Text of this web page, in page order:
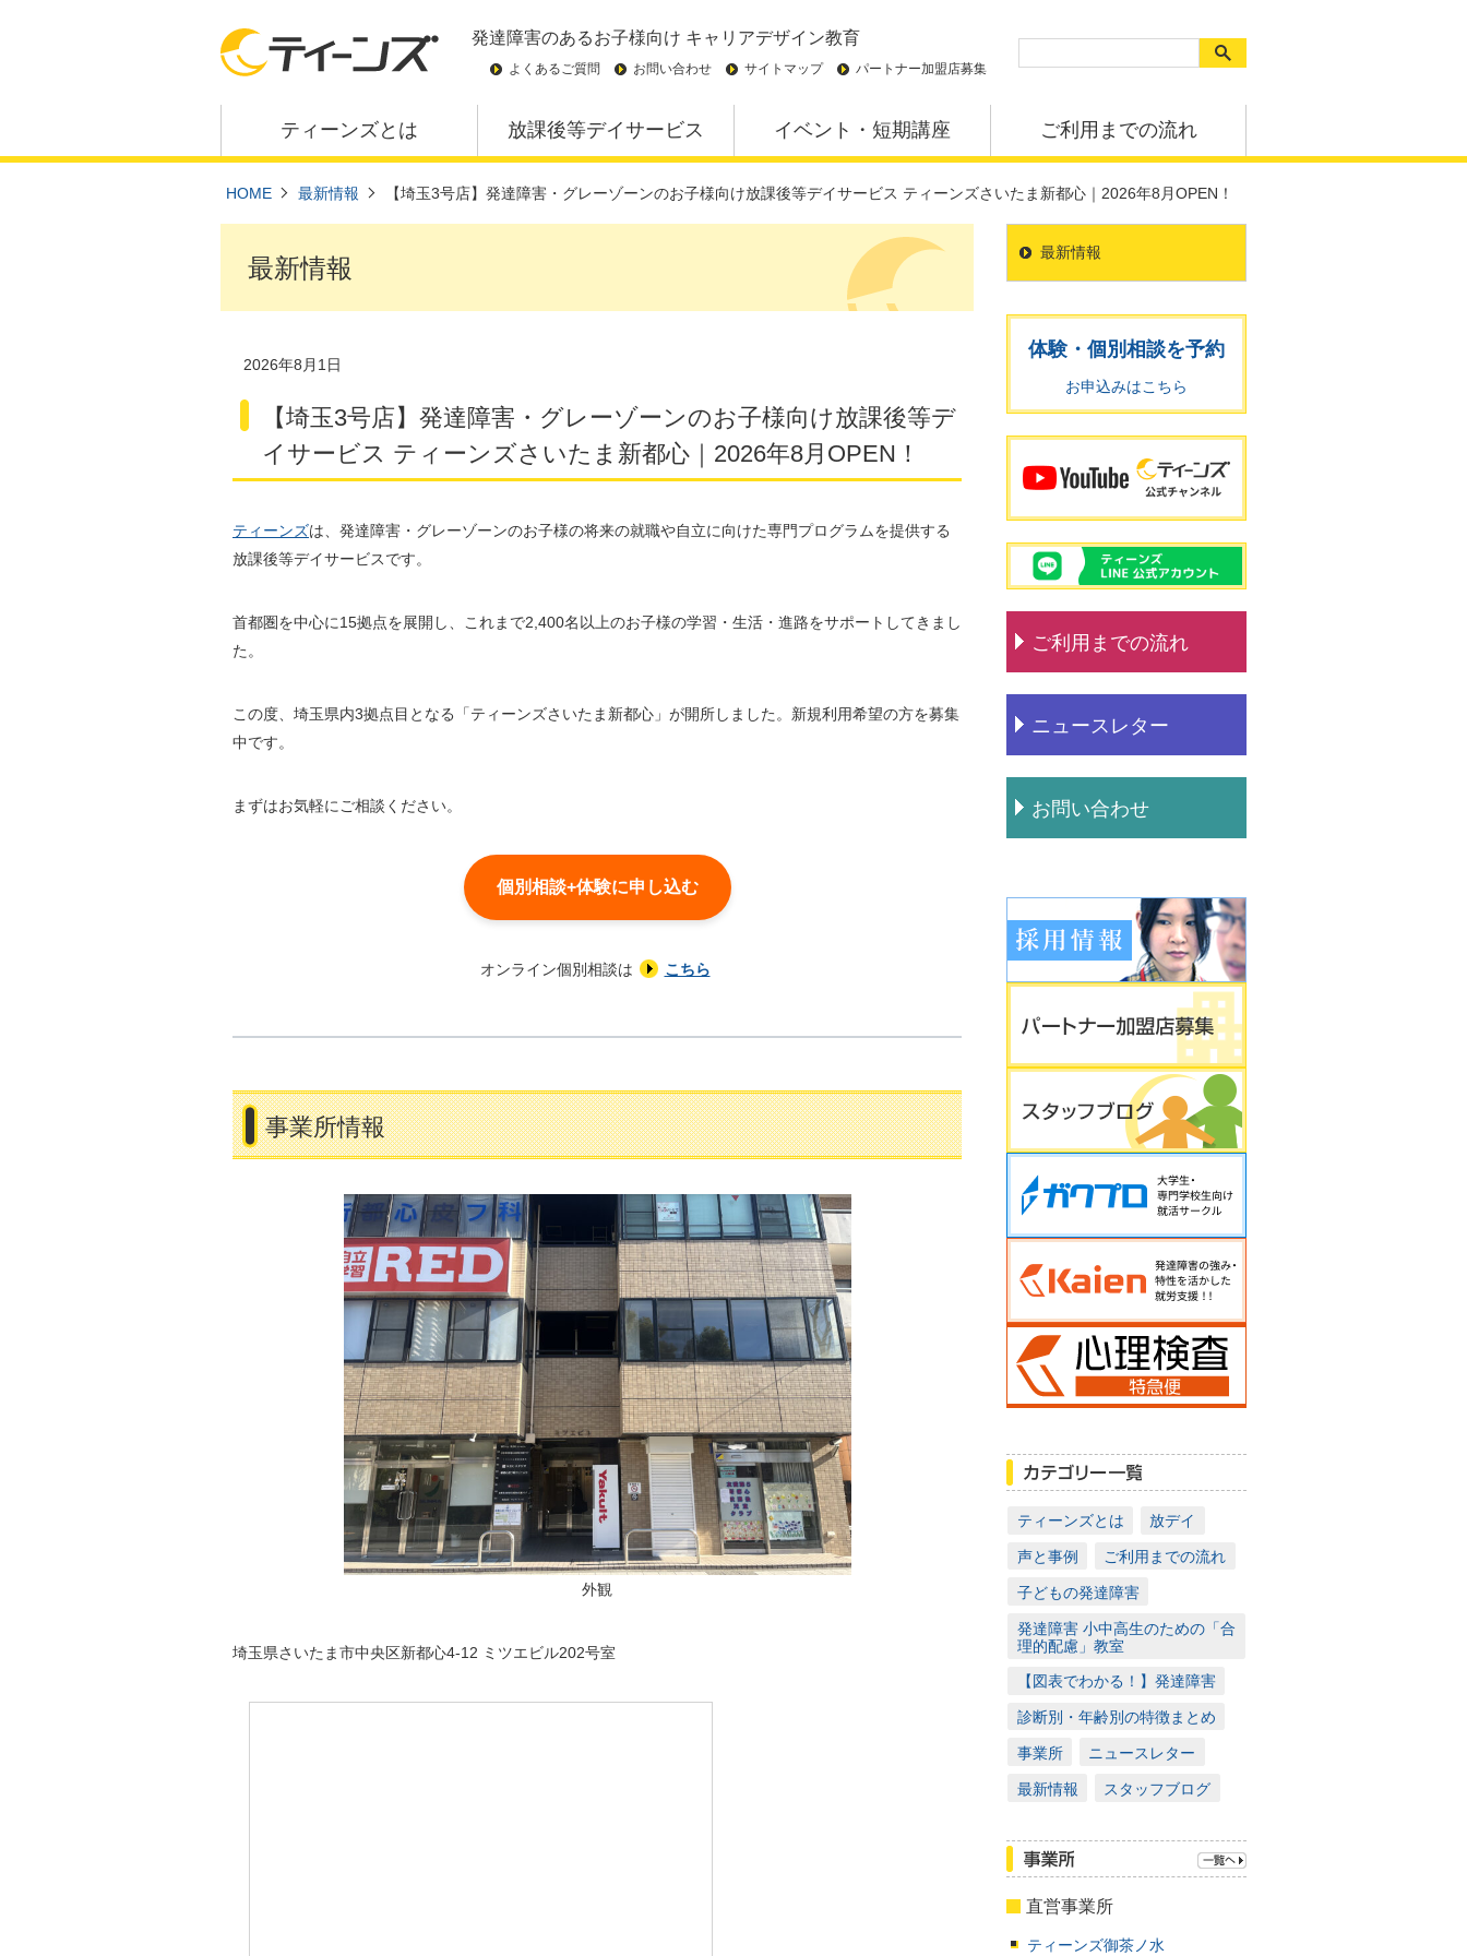
発達障害のあるお子様向け キャリアデザイン教育
よくあるご質問 お問い合わせ サイトマップ パートナー加盟店募集
ティーンズとは 放課後等デイサービス イベント・短期講座 ご利用までの流れ
HOME 最新情報 【埼玉3号店】発達障害・グレーゾーンのお子様向け放課後等デイサービス ティーンズさいたま新都心｜2026年8月OPEN！
最新情報
2026年8月1日
【埼玉3号店】発達障害・グレーゾーンのお子様向け放課後等デ
イサービス ティーンズさいたま新都心｜2026年8月OPEN！
ティーンズは、発達障害・グレーゾーンのお子様の将来の就職や自立に向けた専門プログラムを提供する
放課後等デイサービスです。
首都圏を中心に15拠点を展開し、これまで2,400名以上のお子様の学習・生活・進路をサポートしてきまし
た。
この度、埼玉県内3拠点目となる「ティーンズさいたま新都心」が開所しました。新規利用希望の方を募集
中です。
まずはお気軽にご相談ください。
個別相談+体験に申し込む
オンライン個別相談は こちら
事業所情報
外観
埼玉県さいたま市中央区新都心4-12 ミツエビル202号室
最新情報
体験・個別相談を予約
お申込みはこちら
ご利用までの流れ
ニュースレター
お問い合わせ
ティーンズとは 放デイ
声と事例 ご利用までの流れ
子どもの発達障害
発達障害 小中高生のための「合
理的配慮」教室
【図表でわかる！】発達障害
診断別・年齢別の特徴まとめ
事業所 ニュースレター
最新情報 スタッフブログ
直営事業所
ティーンズ御茶ノ水